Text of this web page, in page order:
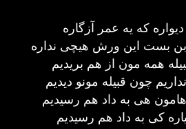
دیواره که یه عمر آزگاره
بست این ورش هیچی نداره
همه مون از هم بریدیم
چون قبیله مونو دیدیم
هی به داد هم رسیدیم
کی به داد هم رسیدیم